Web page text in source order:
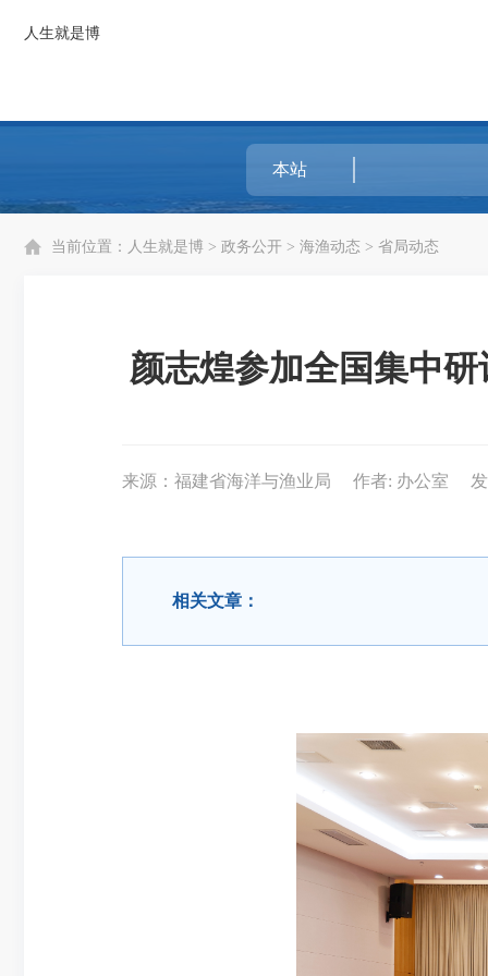
人生就是博
当前位置： 人生就是博 > 政务公开 > 海渔动态 > 省局动态
颜志煌参加全国集中
来源：福建省海洋与渔业局 作者: 办公室
相关文章：